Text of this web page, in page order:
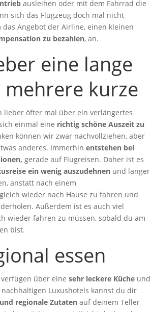
ausleihen oder mit dem Fahrrad die
sich das Flugzeug doch mal nicht
Angebot der Airline, einen kleinen
zu bezahlen, an.
eine lange
mehrere kurze
lieber öfter mal über ein verlängertes
einmal eine richtig schöne Auszeit zu
können wir zwar nachvollziehen, aber
anderes. Immerhin entstehen bei
gerade auf Flugreisen. Daher ist es
ein wenig auszudehnen und länger
anstatt nach einem
wieder nach Hause zu fahren und
Außerdem ist es auch viel
wieder fahren zu müssen, sobald du am
bist.
essen
über eine sehr leckere Küche und
Luxushotels kannst du dir
regionale Zutaten auf deinem Teller